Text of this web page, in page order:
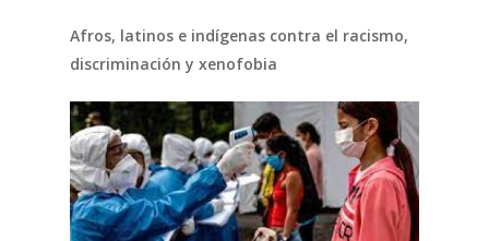
Afros, latinos e indígenas contra el racismo,
discriminación y xenofobia